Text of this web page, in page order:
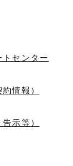
センター
情報）
示等）